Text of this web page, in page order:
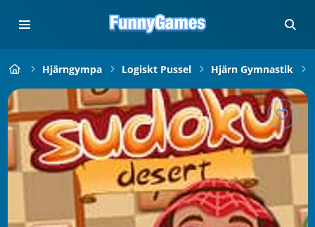
Hjärngympa Logiskt Pussel Hjärn Gymnastik